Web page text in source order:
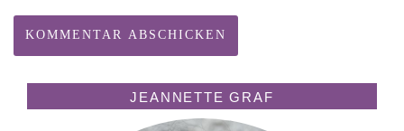
JEANNETTE GRAF